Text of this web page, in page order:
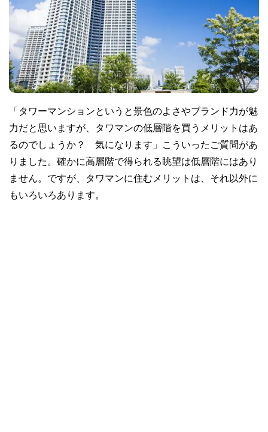
「タワーマンションというと景色のよさやブランド力が魅
力だと思いますが、タワマンの低層階を買うメリットはあ
るのでしょうか？ 気になります」こういったご質問があ
りました。確かに高層階で得られる眺望は低層階にはあり
ません。ですが、タワマンに住むメリットは、それ以外に
もいろいろあります。